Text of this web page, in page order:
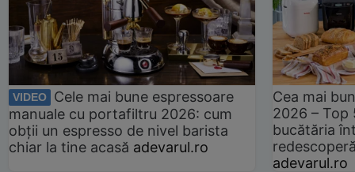
VIDEO
Cele mai bune espressoare
manuale cu portafiltru 2026: cum
obții un espresso de nivel barista
chiar la tine acasă adevarul.ro
Cea mai
2026 –
bucătăria
adevarul.ro